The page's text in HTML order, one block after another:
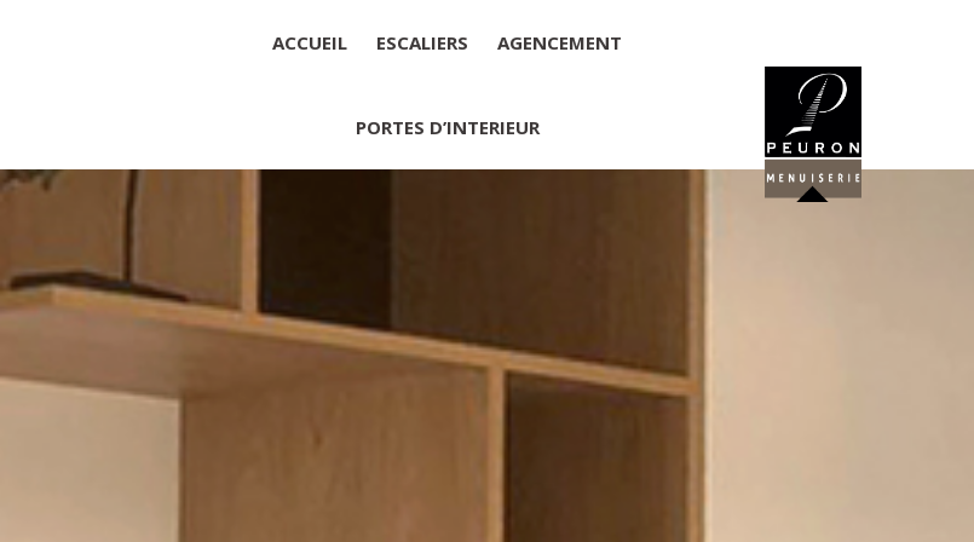
ACCUEIL ESCALIERS AGENCEMENT
PORTES D’INTERIEUR
Montant du capital social : 10 000,00 €
RCS : 788 768 612
Représentant légal de la société, responsable de la publication et